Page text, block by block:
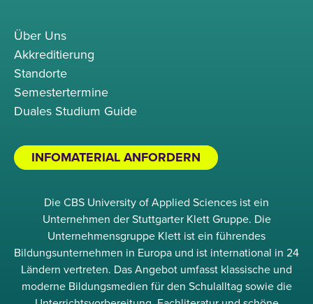
Über Uns
Akkreditierung
Standorte
Semestertermine
Duales Studium Guide
INFOMATERIAL ANFORDERN
Die CBS University of Applied Sciences ist ein
Unternehmen der Stuttgarter Klett Gruppe. Die
Unternehmensgruppe Klett ist ein führendes
Bildungsunternehmen in Europa und ist international in 24
Ländern vertreten. Das Angebot umfasst klassische und
moderne Bildungsmedien für den Schulalltag sowie die